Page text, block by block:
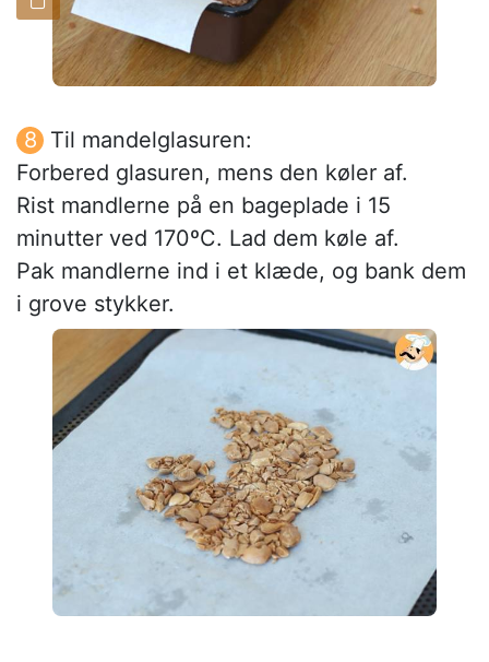
Til mandelglasuren:
Forbered glasuren, mens den køler af.
Rist mandlerne på en bageplade i 15
minutter ved 170ºC. Lad dem køle af.
Pak mandlerne ind i et klæde, og bank dem
i grove stykker.